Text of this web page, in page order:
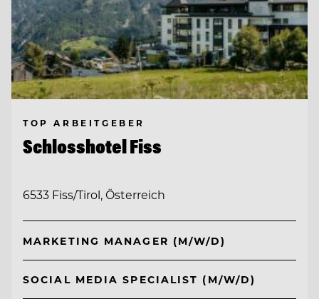
TOP ARBEITGEBER
Schlosshotel Fiss
6533 Fiss/Tirol, Österreich
MARKETING MANAGER (M/W/D)
SOCIAL MEDIA SPECIALIST (M/W/D)